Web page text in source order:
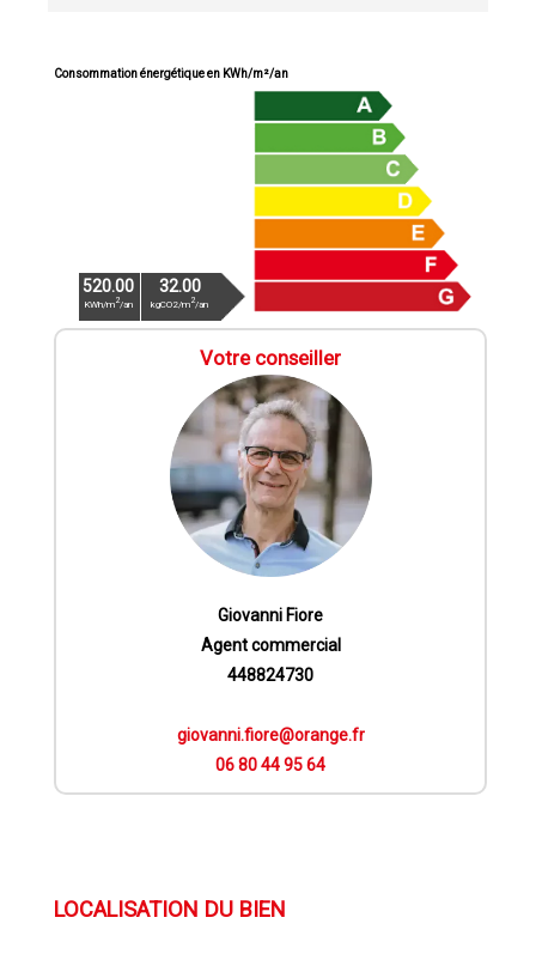
Consommation énergétique en KWh/m²/an
520.00
KWh/m2/an
32.00
kgCO2/m2/an
Votre conseiller
Giovanni Fiore
Agent commercial
448824730
giovanni.fiore@orange.fr
06 80 44 95 64
LOCALISATION DU BIEN